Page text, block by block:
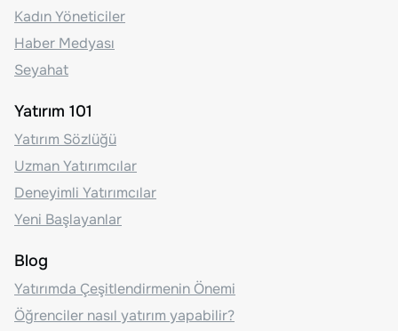
Kadın Yöneticiler
Haber Medyası
Seyahat
Yatırım 101
Yatırım Sözlüğü
Uzman Yatırımcılar
Deneyimli Yatırımcılar
Yeni Başlayanlar
Blog
Yatırımda Çeşitlendirmenin Önemi
Öğrenciler nasıl yatırım yapabilir?